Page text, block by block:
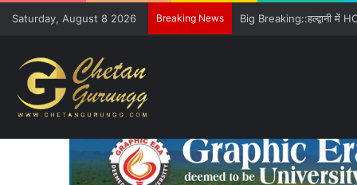
Saturday, August 8 2026 Breaking News Freshers को GE विवि की